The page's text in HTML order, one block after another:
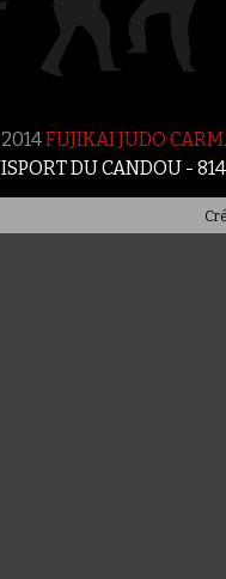
FUJIKAI JUDO
DU CANDOU -